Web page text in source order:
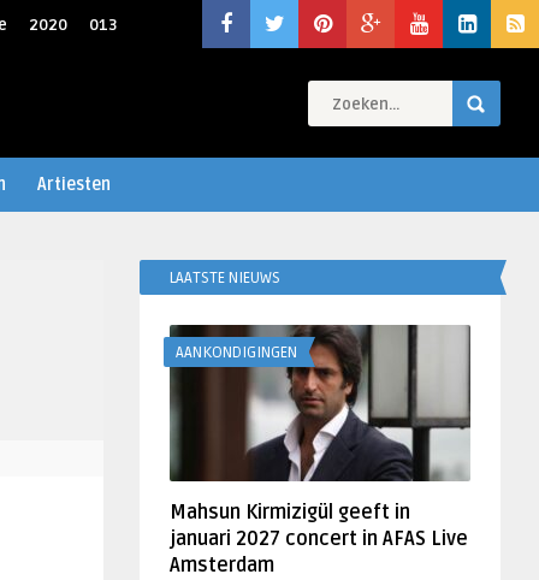
2020 013
Artiesten
LAATSTE NIEUWS
AANKONDIGINGEN
Mahsun Kirmizigül geeft in
januari 2027 concert in AFAS Live
Amsterdam